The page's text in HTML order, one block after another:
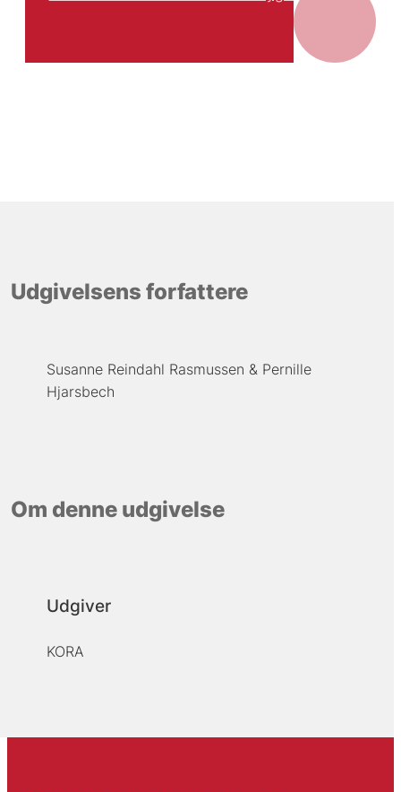
Udgivelsens forfattere
Susanne Reindahl Rasmussen
Pernille
Hjarsbech
Om denne udgivelse
Udgiver
KORA